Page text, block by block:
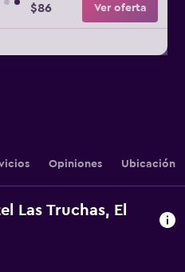
$86 Ver oferta
Opiniones Ubicación
Las Truchas, El